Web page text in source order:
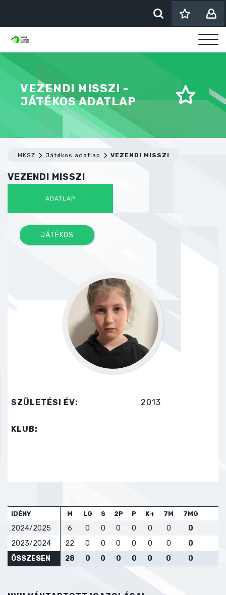
VEZENDI MISSZI -
JÁTÉKOS ADATLAP
MKSZ Játékos adatlap VEZENDI MISSZI
VEZENDI MISSZI
ADATLAP
JÁTÉKOS
SZÜLETÉSI ÉV: 2013
KLUB:
IDÉNY M LG S 2P P K+ 7M 7MG
2024/2025 6 0 0 0 0 0 0
0
2023/2024
22 0 0 0 0 0 0
0
ÖSSZESEN
28 0 0 0 0 0 0 0